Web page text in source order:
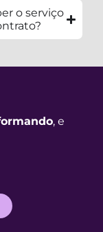
o serviço
, e